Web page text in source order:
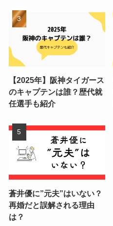
【2025年】阪神タイガース
のキャプテンは誰？歴代就
任選手も紹介
蒼井優に”元夫”はいない？
再婚だと誤解される理由
は？